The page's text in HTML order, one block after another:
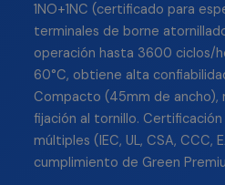
1NO+1NC (certificado para
terminales de borne
operación hasta 3600 ciclos/
60°C, obtiene alta
Compacto (45mm de ancho),
fijación al tornillo.
múltiples (IEC, UL, CSA, CCC,
cumplimiento de Green